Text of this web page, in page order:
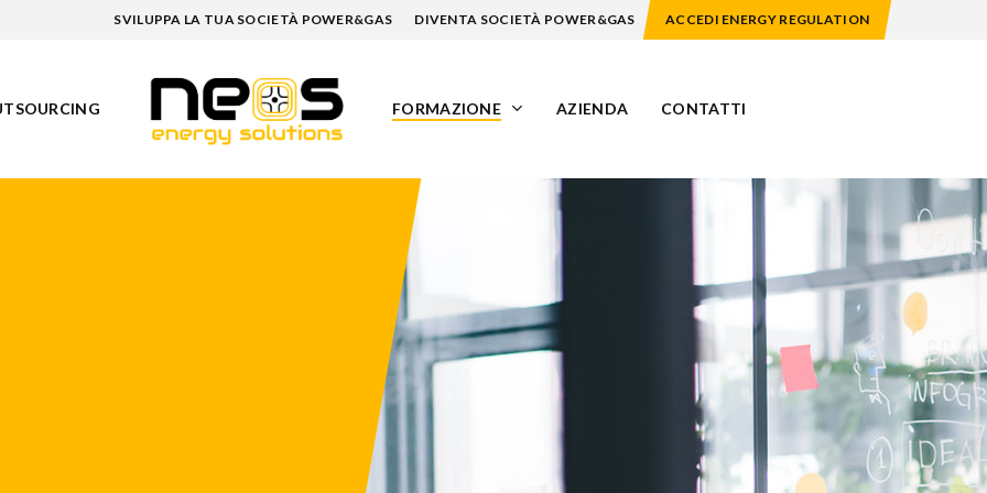
SVILUPPA LA TUA SOCIETÀ POWER&GAS DIVENTA SOCIETÀ POWER&GAS ACCEDI ENERGY REGULATION
FORMAZIONE AZIENDA CONTATTI